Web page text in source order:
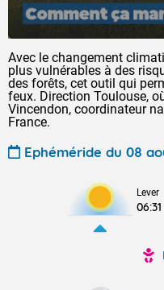
Avec le changement
plus vulnérables à des
des forêts, cet outil qui
feux. Direction Toulouse,
Vincendon, coordinateur
France.
Ephéméride du 08
Lever
06:31